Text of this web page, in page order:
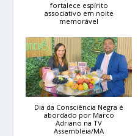
fortalece espírito
associativo em noite
memorável
Dia da Consciência Negra é
abordado por Marco
Adriano na TV
Assembleia/MA